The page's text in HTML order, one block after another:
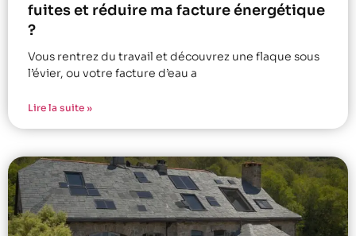
fuites et réduire ma facture énergétique
?
Vous rentrez du travail et découvrez une flaque sous
l’évier, ou votre facture d’eau a
Lire la suite »